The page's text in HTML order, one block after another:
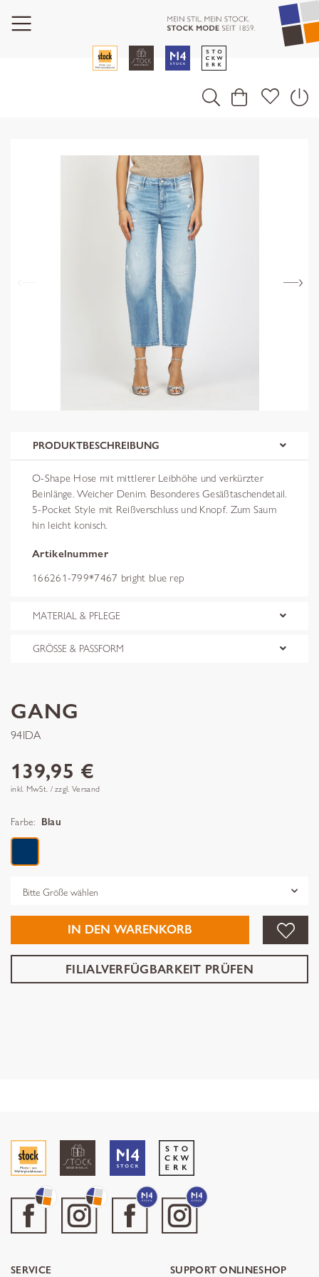
PRODUKTBESCHREIBUNG
O-Shape Hose mit mittlerer Leibhöhe und verkürzter
Beinlänge. Weicher Denim. Besonderes Gesäßtaschendetail.
5-Pocket Style mit Reißverschluss und Knopf. Zum Saum
hin leicht konisch.
Artikelnummer
166261-799*7467 bright blue rep
MATERIAL & PFLEGE
GRÖSSE & PASSFORM
GANG
94IDA
139,95 €
inkl. MwSt. / zzgl. Versand
Farbe: Blau
IN DEN WARENKORB
FILIALVERFÜGBARKEIT PRÜFEN
SERVICE SUPPORT ONLINESHOP